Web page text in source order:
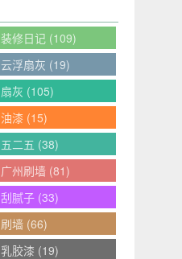
装修日记(109)
云浮扇灰 (19)
扇灰 (105)
油漆 (15)
五二五 (38)
广州刷墙(81)
刮腻子(33)
刷墙(66)
乳胶漆 (19)